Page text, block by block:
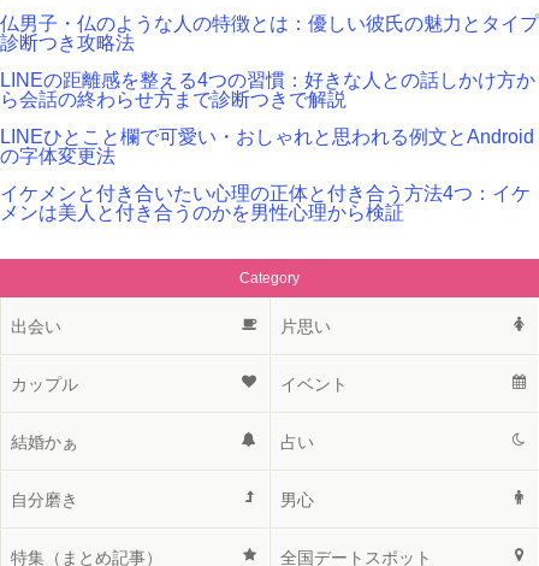
仏男子・仏のような人の特徴とは：優しい彼氏の魅力とタイプ
診断つき攻略法
LINEの距離感を整える4つの習慣：好きな人との話しかけ方か
ら会話の終わらせ方まで診断つきで解説
LINEひとこと欄で可愛い・おしゃれと思われる例文とAndroid
の字体変更法
イケメンと付き合いたい心理の正体と付き合う方法4つ：イケ
メンは美人と付き合うのかを男性心理から検証
Category
出会い 片思い
カップル イベント
結婚かぁ 占い
自分磨き 男心
特集（まとめ記事） 全国デートスポット